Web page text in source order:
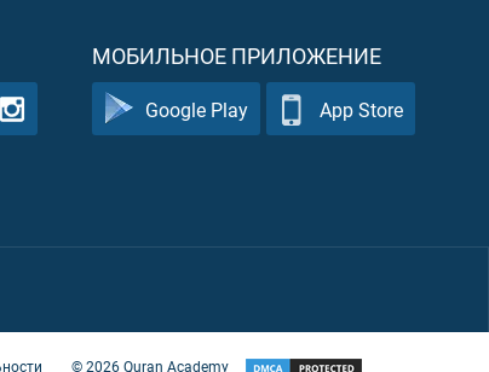
МОБИЛЬНОЕ ПРИЛОЖЕНИЕ
Google Play App Store
©2026Quran Academy